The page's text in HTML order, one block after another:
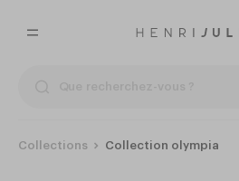
Collections Collection olympia